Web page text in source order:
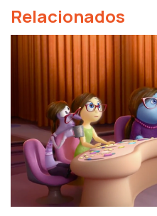
Relacionados